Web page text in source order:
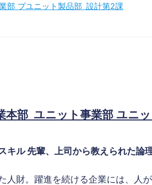
部 プユニット製品部 設計第2課
本部 ユニット事業部 ユニ
キル 先輩、上司から教えられた論
人財。躍進を続ける企業には、人